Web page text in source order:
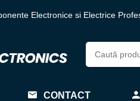
Electronice si Electrice
CONTACT